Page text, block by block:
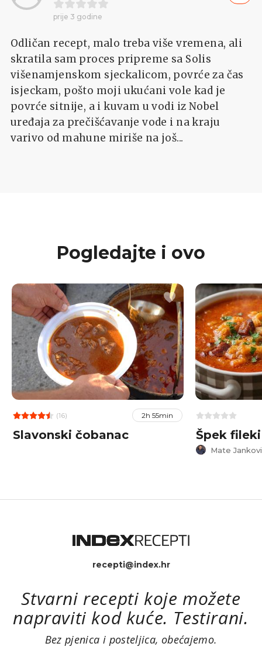
prije 3 godine
Odličan recept, malo treba više vremena, ali
skratila sam proces pripreme sa Solis
višenamjenskom sjeckalicom, povrće za čas
isjeckam, pošto moji ukućani vole kad je
povrće sitnije, a i kuvam u vodi iz Nobel
uređaja za prečišćavanje vode i na kraju
varivo od mahune miriše na još...
Pogledajte i ovo
(16) 2h 55min
Slavonski čobanac Špek fileki
Mate
recepti@index.hr
Stvarni recepti koje možete
napraviti kod kuće. Testirani.
Bez pjenica i posteljica, obećajemo.